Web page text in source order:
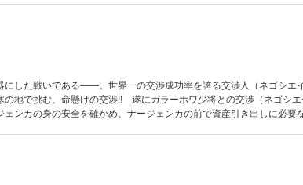
局の監視網を抜け、調達したＫＧＢの制服に身を包み、シベリア鉄道
にした戦いである――。世界一の交渉成功率を誇る交渉人（ネゴシエ
の地で挑む、命懸けの交渉!! 遂にガラーホワ少将との交渉（ネゴシ
ェンカの身の安全を確かめ、ナージェンカの前で資産引き出しに必要